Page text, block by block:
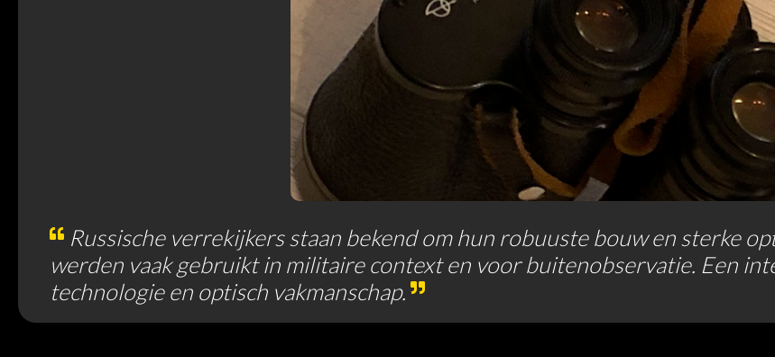
Russische verrekijkers staan bekend om hun robuuste bouw en sterke
werden vaak gebruikt in militaire context en voor buitenobservatie. Een
technologie en optisch vakmanschap.